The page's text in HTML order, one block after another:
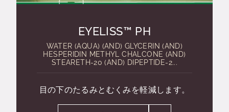
EYELISS™ PH
WATER (AQUA) (AND) GLYCERIN (AND)
HESPERIDIN METHYL CHALCONE (AND)
STEARETH-20 (AND) DIPEPTIDE-2...
目の下のたるみとむくみを軽減します。